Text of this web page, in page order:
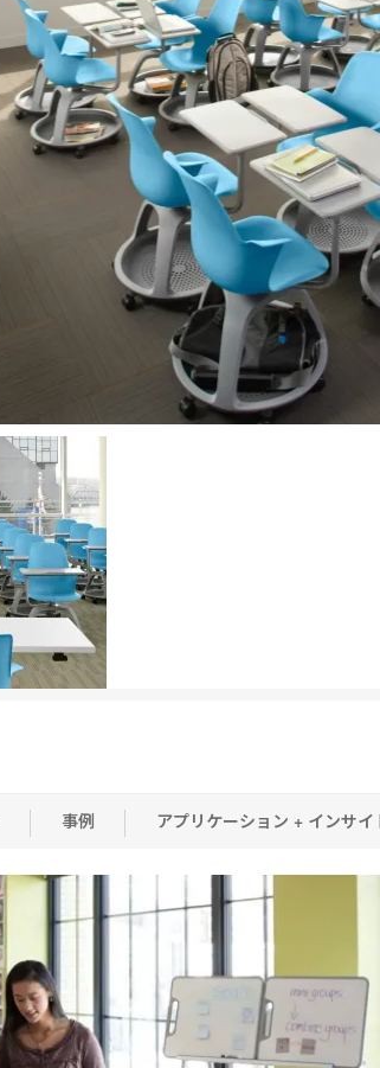
事例 アプリケーション + インサイ